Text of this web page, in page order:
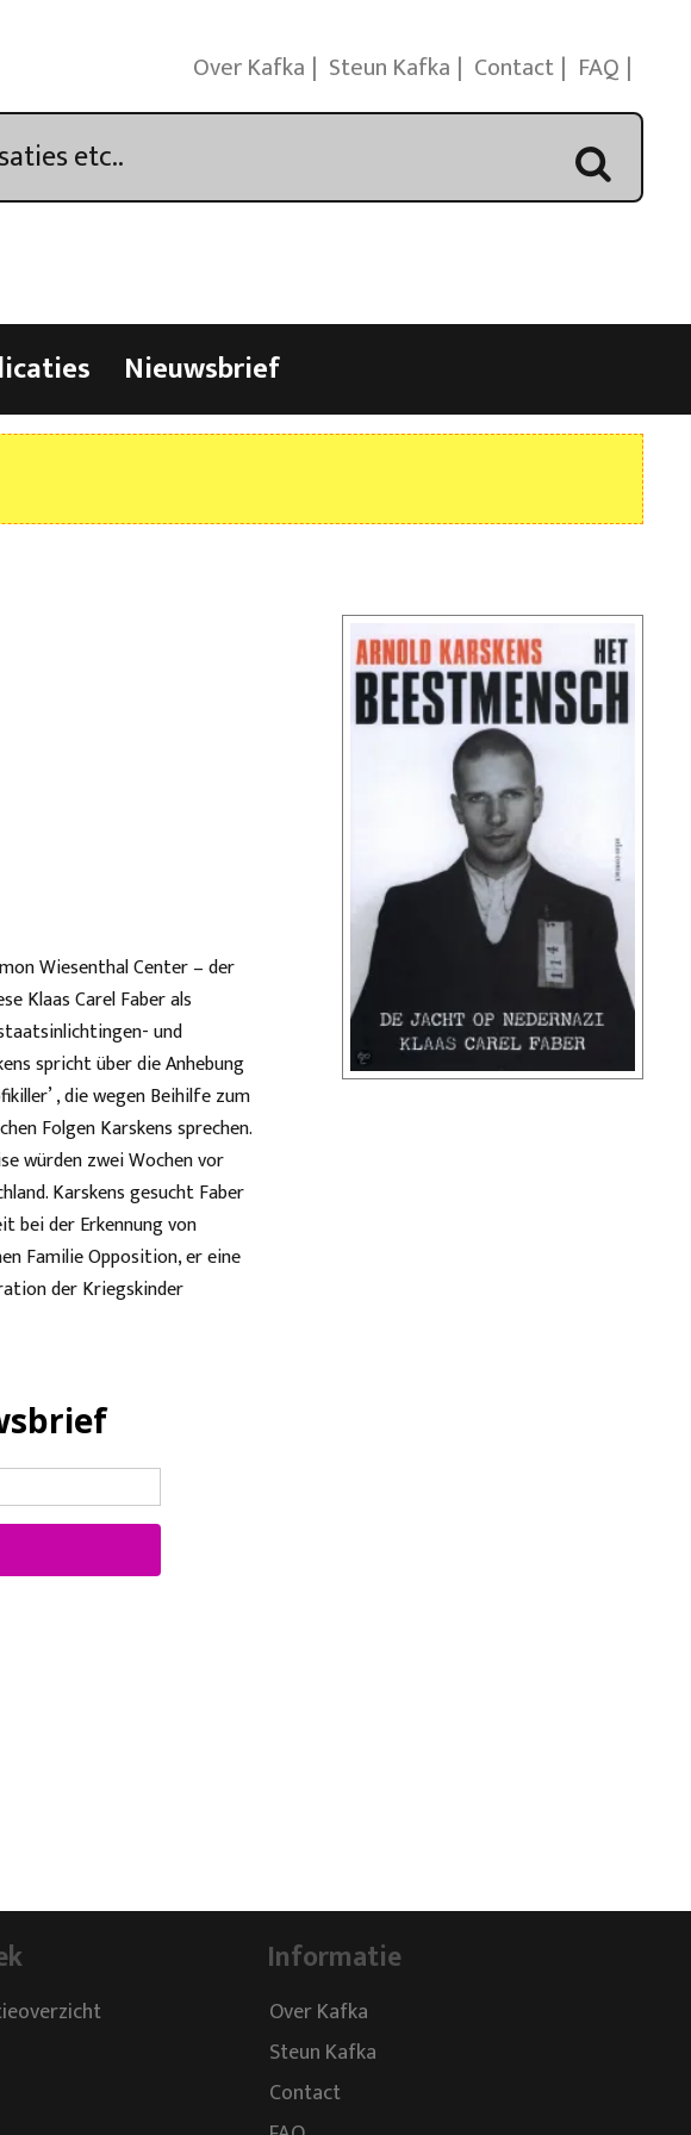
Over Kafka Steun Kafka Contact FAQ
Nieuwsbrief
Wiesenthal Center – der
Klaas Carel Faber als
und
spricht über die Anhebung
, die wegen Beihilfe zum
Folgen Karskens sprechen.
würden zwei Wochen vor
Karskens gesucht Faber
bei der Erkennung von
Familie Opposition, er eine
der Kriegskinder
Informatie
Over Kafka
Steun Kafka
Contact